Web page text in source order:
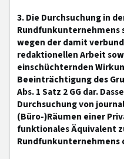
3. Die Durchsuchung in
Rundfunkunternehmens
wegen der damit
redaktionellen Arbeit
einschüchternden
Beeinträchtigung des
Abs. 1 Satz 2 GG dar.
Durchsuchung von
(Büro-)Räumen einer
funktionales Äquivalent
Rundfunkunternehmens